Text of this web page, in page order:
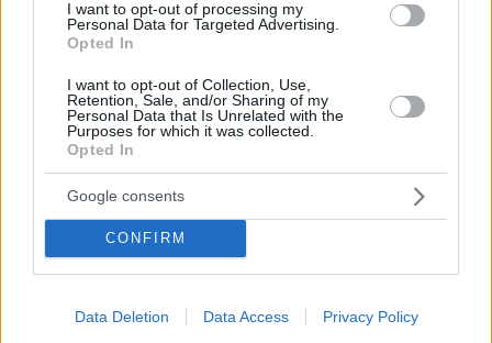
I want to opt-out of processing my
Personal Data for Targeted Advertising.
Opted In
I want to opt-out of Collection, Use,
Retention, Sale, and/or Sharing of my
Personal Data that Is Unrelated with the
Purposes for which it was collected.
Opted In
Google consents
CONFIRM
Data Deletion Data Access Privacy Policy